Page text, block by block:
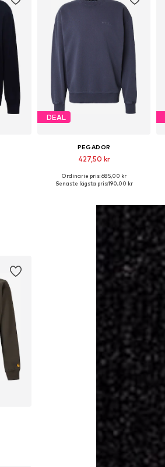
DEAL
PEGADOR
427,50 kr
Tillgängliga storlekar: M, L, XL
Ordinarie pris: 685,00 kr
Senaste lägsta pris:190,00 kr